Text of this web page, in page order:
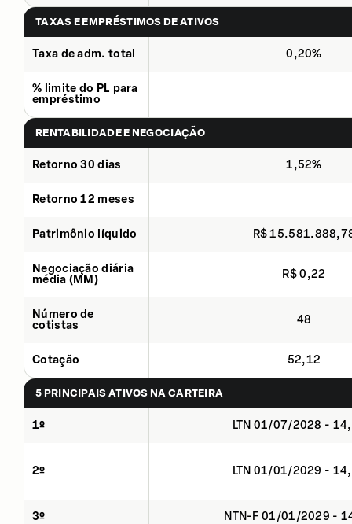
TAXAS E EMPRÉSTIMOS DE ATIVOS
Taxa de adm. total 0,20%
% limite do PL para
empréstimo
RENTABILIDADE E NEGOCIAÇÃO
Retorno 30 dias 1,52%
Retorno 12 meses
Patrimônio líquido R$
Negociação diária
média (MM)
R$ 0,22
Número de
cotistas
48
Cotação 52,12
5 PRINCIPAIS ATIVOS NA CARTEIRA
1º LTN 01/07/2028 -
2º LTN 01/01/2029 -
3º NTN-F 01/01/2029 -